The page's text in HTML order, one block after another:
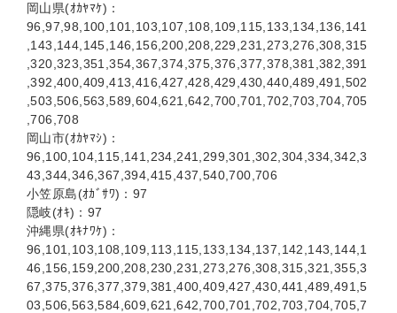
岡山県(ｵｶﾔﾏｹ)：
96,97,98,100,101,103,107,108,109,115,133,134,136,141
,143,144,145,146,156,200,208,229,231,273,276,308,315
,320,323,351,354,367,374,375,376,377,378,381,382,391
,392,400,409,413,416,427,428,429,430,440,489,491,502
,503,506,563,589,604,621,642,700,701,702,703,704,705
,706,708
岡山市(ｵｶﾔﾏｼ)：
96,100,104,115,141,234,241,299,301,302,304,334,342,3
43,344,346,367,394,415,437,540,700,706
小笠原島(ｵｶﾞｻﾜ)：97
隠岐(ｵｷ)：97
沖縄県(ｵｷﾅﾜｹ)：
96,101,103,108,109,113,115,133,134,137,142,143,144,1
46,156,159,200,208,230,231,273,276,308,315,321,355,3
67,375,376,377,379,381,400,409,427,430,441,489,491,5
03,506,563,584,609,621,642,700,701,702,703,704,705,7